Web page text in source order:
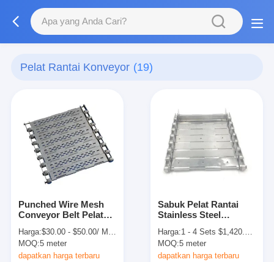
Pelat Rantai Konveyor (19)
Punched Wire Mesh
Conveyor Belt Pelat
Dengan Baffle
Harga:$30.00 - $50.00/ Meter|2 Meter/Meters(Min. Order)
MOQ:5 meter
dapatkan harga terbaru
Sabuk Pelat Rantai
Stainless Steel
Disesuaikan Untuk
Konveyor Jalur
Perakitan
Harga:1 - 4 Sets $1,420.00， 5 - 9 Sets $1,400.00， >=10 Sets $1,380.00
MOQ:5 meter
dapatkan harga terbaru